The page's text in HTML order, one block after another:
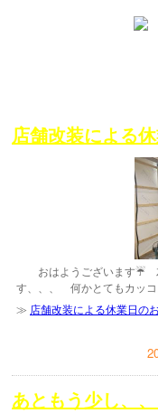
店舗改装による
おはようございます☔️
す、、、 何かとてもカッ
≫ 店舗改装による休業日の
あともう少し、、